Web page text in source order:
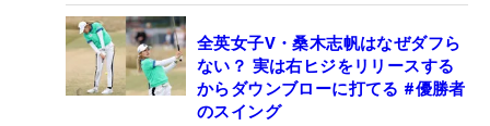
全英女子V・桑木志帆はなぜダフら
ない？ 実は右ヒジをリリースする
からダウンブローに打てる #優勝者
のスイング